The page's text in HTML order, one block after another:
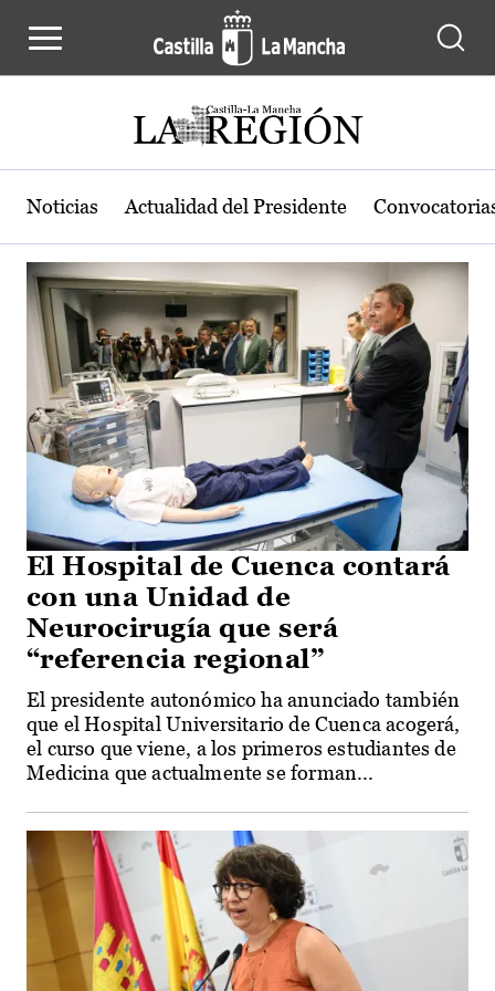
Actualidad de la región de Castilla-
Noticias Actualidad del Presidente
El Hospital de Cuenca contará
con una Unidad de
Neurocirugía que será
“referencia regional”
El presidente autonómico ha anunciado también
que el Hospital Universitario de Cuenca acogerá,
el curso que viene, a los primeros estudiantes de
Medicina que actualmente se forman...